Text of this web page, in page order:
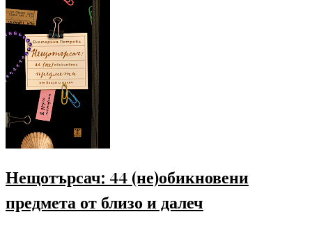
Нещотърсач: 44 (не)обикновени
предмета от близо и далеч